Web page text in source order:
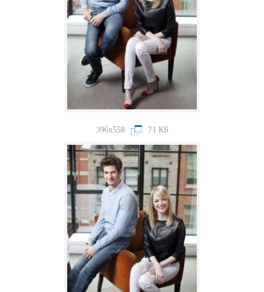
396x558 71 КБ